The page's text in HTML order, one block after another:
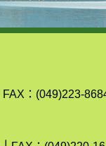
FAX：(049)223-